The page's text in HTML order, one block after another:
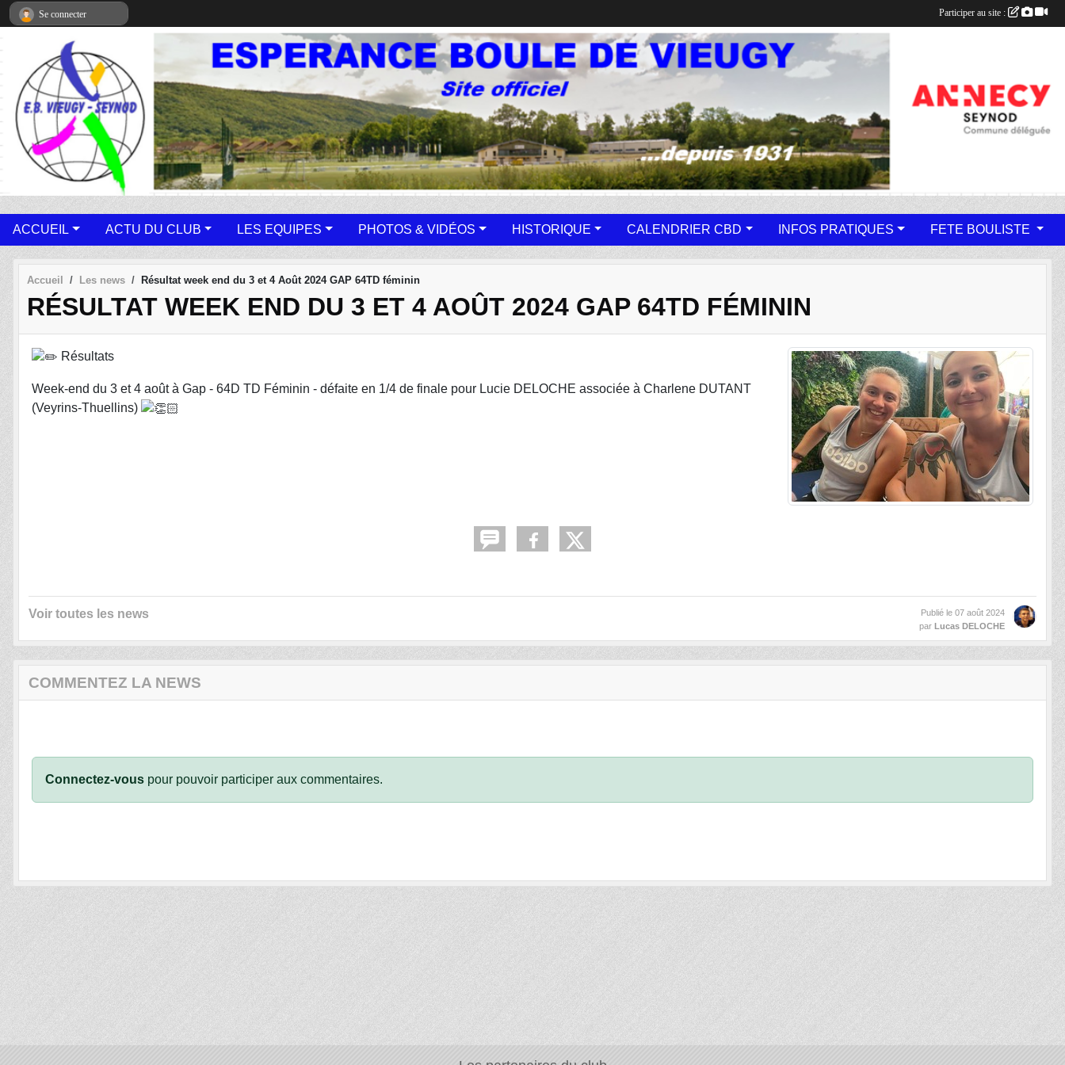
ACCUEIL ACTU DU CLUB LES EQUIPES PHOTOS & VIDÉOS HISTORIQUE CALENDRIER CBD INFOS PRATIQUES FETE BOULISTE
Accueil Les news Résultat week end du 3 et 4 Août 2024 GAP 64TD féminin
RÉSULTAT WEEK END DU 3 ET 4 AOÛT 2024 GAP 64TD FÉMININ
Résultats
Week-end du 3 et 4 août à Gap - 64D TD Féminin - défaite en 1/4 de finale pour Lucie DELOCHE associée à Charlene DUTANT
(Veyrins-Thuellins)
Voir toutes les news Publié le 07 août 2024
par
Lucas DELOCHE
COMMENTEZ LA NEWS
Connectez-vous pour pouvoir participer aux commentaires.
Se connecter Participer au site :
Panneau de gestion des cookies